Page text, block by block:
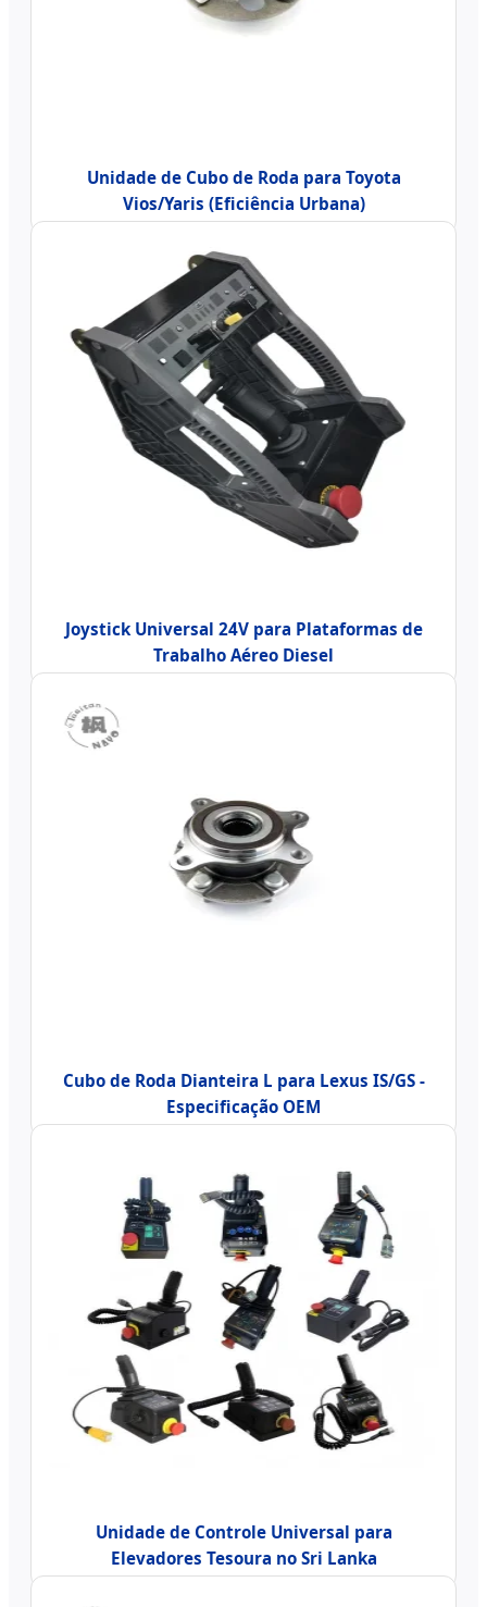
Unidade de Cubo de Roda para Toyota
Vios/Yaris (Eficiência Urbana)
Joystick Universal 24V para Plataformas de
Trabalho Aéreo Diesel
Cubo de Roda Dianteira L para Lexus IS/GS -
Especificação OEM
Unidade de Controle Universal para
Elevadores Tesoura no Sri Lanka